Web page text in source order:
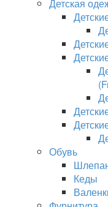
Детская
Обувь
Кеды